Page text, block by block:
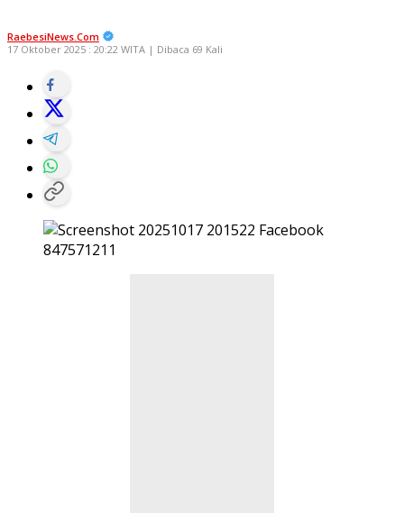
RaebesiNews.Com
17 Oktober 2025 : 20:22 WITA | Dibaca 69 Kali